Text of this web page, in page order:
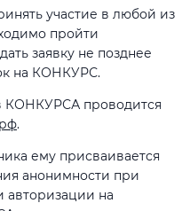
участие в любой из
пройти
заявку не позднее
на КОНКУРС.
КОНКУРСА проводится
.
ему присваивается
анонимности при
авторизации на